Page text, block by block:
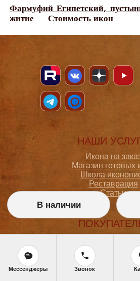
Фармуфий Египетский,
житие
Стоимость икон
НАШИ
Икона на
Магазин готовых
Школа
Реставрация
Статьи
Как сделать
Доставка и
Политика
В наличии
Мессенджеры Звонок